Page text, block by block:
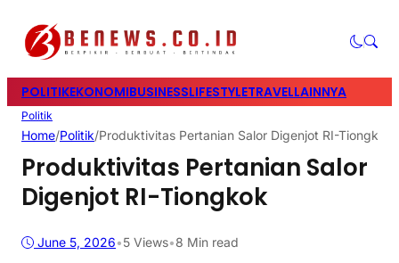
POLITIKEKONOMIBUSINESSLIFESTYLETRAVELLAINNYA
Politik
Home/Politik/Produktivitas Pertanian Salor Digenjot RI-Tiongkok
Produktivitas Pertanian Salor
Digenjot RI-Tiongkok
June 5, 2026•5 Views•8 Min read